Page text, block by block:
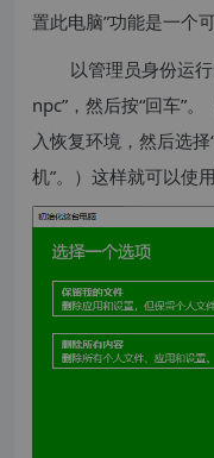
置此电脑”功能是一个
以管理员身份运
npc”，然后按“回车”
入恢复环境，然后选
机”。）这样就可以使